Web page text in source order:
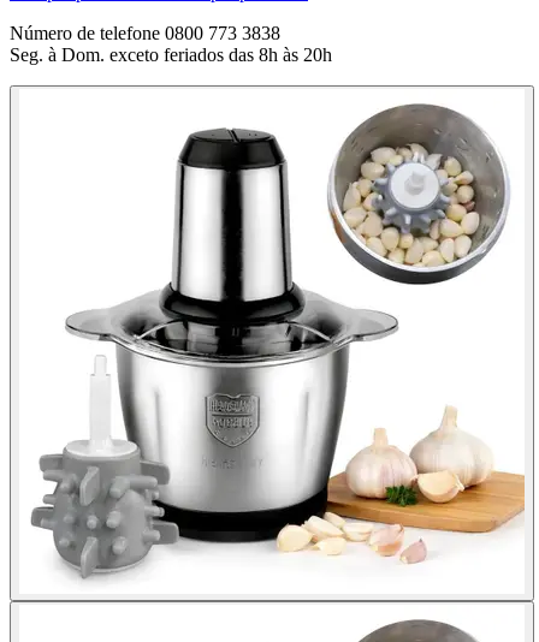
Número de telefone 0800 773 3838
Seg. à Dom. exceto feriados das 8h às 20h